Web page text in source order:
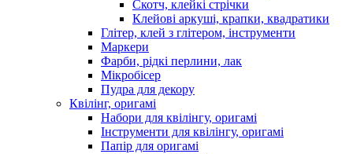
Скотч, клейкі стрічки
Клейові аркуші, крапки, квадратики
Глітер, клей з глітером, інструменти
Маркери
Фарби, рідкі перлини, лак
Мікробісер
Пудра для декору
Квілінг, оригамі
Набори для квілінгу, оригамі
Інструменти для квілінгу, оригамі
Папір для оригамі